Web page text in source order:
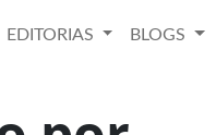
EDITORIAS BLOGS